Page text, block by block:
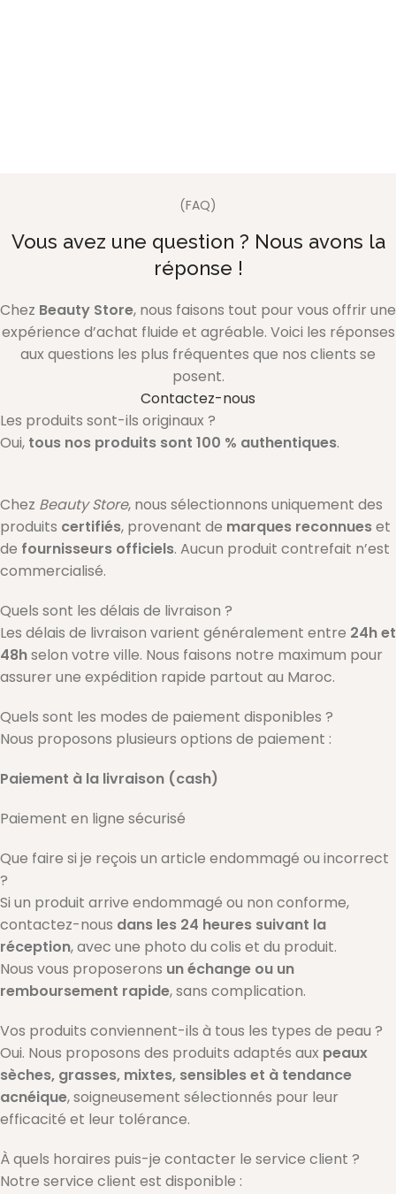
(FAQ)
Vous avez une question ? Nous avons la
réponse !
Chez Beauty Store, nous faisons tout pour vous offrir une
expérience d’achat fluide et agréable. Voici les réponses
aux questions les plus fréquentes que nos clients se
posent.
Contactez-nous
Les produits sont-ils originaux ?
Oui, tous nos produits sont 100 % authentiques.
Chez Beauty Store, nous sélectionnons uniquement des
produits certifiés, provenant de marques reconnueset
de fournisseurs officiels. Aucun produit contrefait n’est
commercialisé.
Quels sont les délais de livraison ?
Les délais de livraison varient généralement entre 24h et
48hselon votre ville. Nous faisons notre maximum pour
assurer une expédition rapide partout au Maroc.
Quels sont les modes de paiement disponibles ?
Nous proposons plusieurs options de paiement :
Paiement à la livraison (cash)
Paiement en ligne sécurisé
Que faire si je reçois un article endommagé ou incorrect
?
Si un produit arrive endommagé ou non conforme,
contactez-nous dans les 24 heures suivant la
réception, avec une photo du colis et du produit.
Nous vous proposerons un échange ou un
remboursement rapide, sans complication.
Vos produits conviennent-ils à tous les types de peau ?
Oui. Nous proposons des produits adaptés aux peaux
sèches, grasses, mixtes, sensibles et à tendance
acnéique, soigneusement sélectionnés pour leur
efficacité et leur tolérance.
À quels horaires puis-je contacter le service client ?
Notre service client est disponible :